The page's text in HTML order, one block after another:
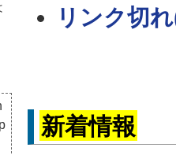
リンク切
新着情報